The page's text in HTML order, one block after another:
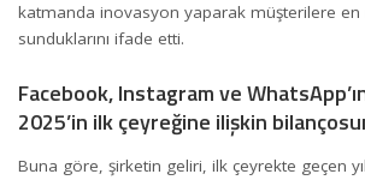
katmanda inovasyon yaparak müşterilere en
sunduklarını ifade etti.
Facebook, Instagram ve
2025’in ilk çeyreğine ilişkin
Buna göre, şirketin geliri, ilk çeyrekte geçen